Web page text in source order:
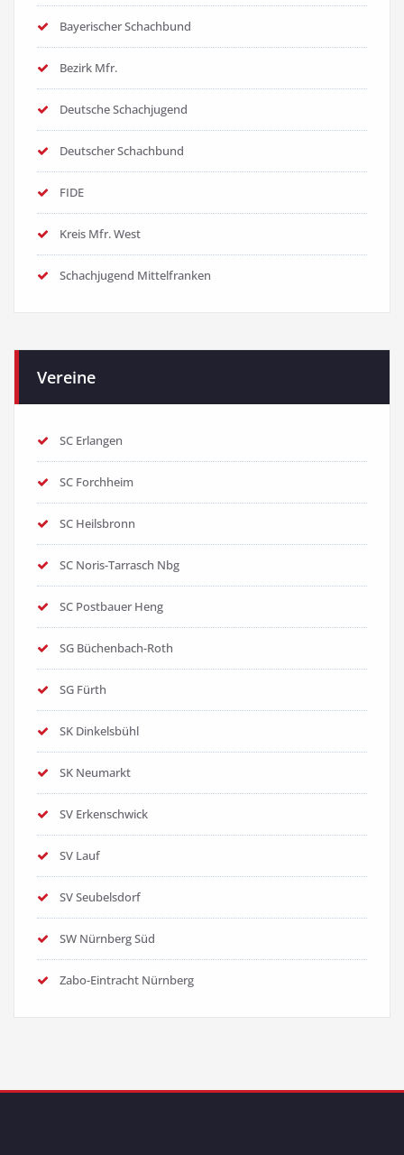
Bayerischer Schachbund
Bezirk Mfr.
Deutsche Schachjugend
Deutscher Schachbund
FIDE
Kreis Mfr. West
Schachjugend Mittelfranken
Vereine
SC Erlangen
SC Forchheim
SC Heilsbronn
SC Noris-Tarrasch Nbg
SC Postbauer Heng
SG Büchenbach-Roth
SG Fürth
SK Dinkelsbühl
SK Neumarkt
SV Erkenschwick
SV Lauf
SV Seubelsdorf
SW Nürnberg Süd
Zabo-Eintracht Nürnberg